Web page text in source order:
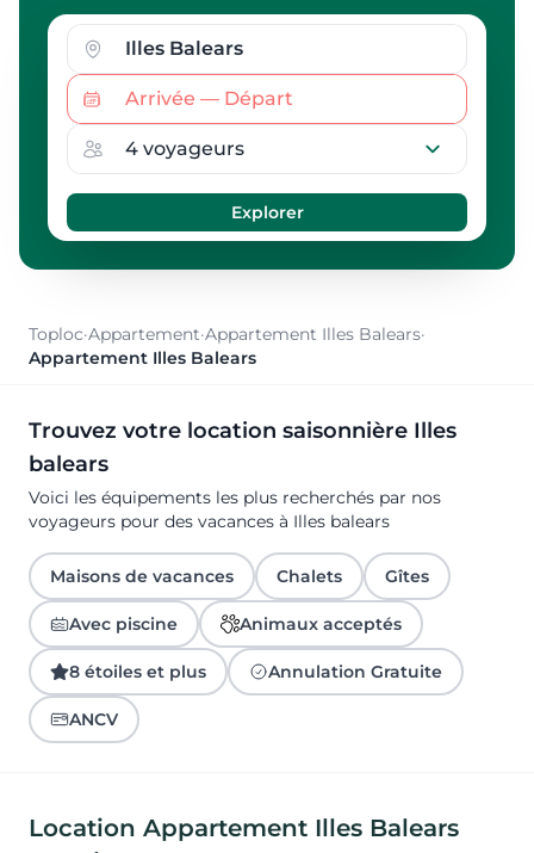
Toploc·Appartement·Appartement Illes Balears·
Appartement Illes Balears
Trouvez votre location saisonnière Illes
balears
Voici les équipements les plus recherchés par nos
voyageurs pour des vacances à Illes balears
Maisons de vacances Chalets Gîtes
Avec piscine Animaux acceptés
8 étoiles et plus Annulation Gratuite
ANCV
Location Appartement Illes Balears